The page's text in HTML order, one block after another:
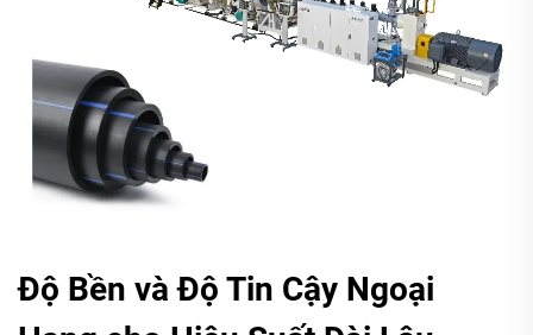
Độ Bền và Độ Tin Cậy Ngoại